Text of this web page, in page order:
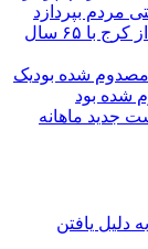
مردم بپردازد
یک نما از کرج با ۶۵ سال
یک
شده بود
جدید ماهانه